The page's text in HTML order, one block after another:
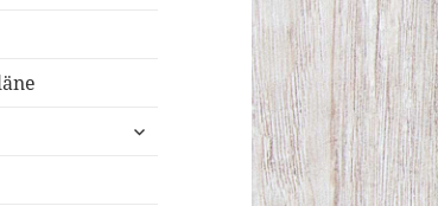
untermenü